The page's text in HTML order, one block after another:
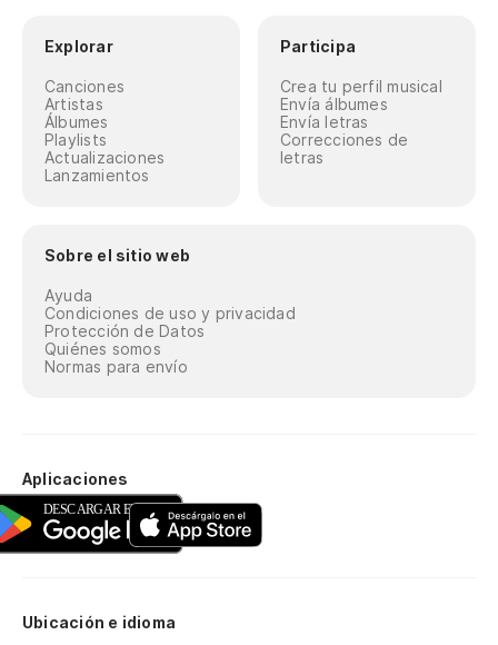
Explorar
Canciones
Artistas
Álbumes
Playlists
Actualizaciones
Lanzamientos
Participa
Crea tu perfil musical
Envía álbumes
Envía letras
Correcciones de
letras
Sobre el sitio web
Ayuda
Condiciones de uso y privacidad
Protección de Datos
Quiénes somos
Normas para envío
Aplicaciones
Ubicación e idioma